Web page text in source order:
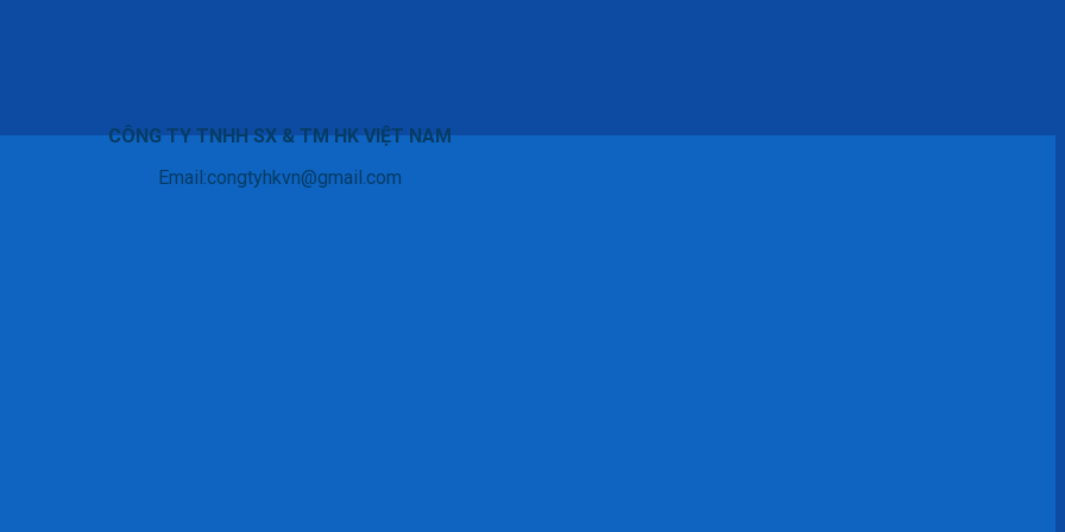
CÔNG TY TNHH SX & TM HK VIỆT NAM
Email:congtyhkvn@gmail.com